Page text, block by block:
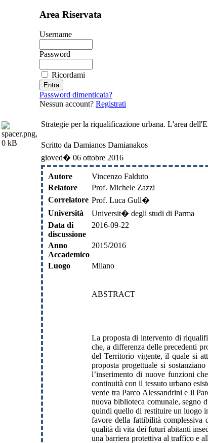
Area Riservata
Username
Password
Ricordami
Password dimenticata?
Nessun account? Registrati
Strategie per la riqualificazione urbana. L'area
Scritto da Damianos Damianakos
gioved� 06 ottobre 2016
Autore
Vincenzo Falduto
Relatore
Prof. Michele Zazzi
Correlatore Prof. Luca Gull�
Università
Universit� degli studi di Parma
Data di
discussione
2016-09-22
Anno
Accademico
2015/2016
Luogo Milano
ABSTRACT
La proposta di intervento di
che, a differenza delle precedenti
del Territorio vigente, il quale si
proposta progettuale si
l’inserimento di nuove funzioni
continuità con il tessuto urbano
verde tra Parco Alessandrini e il
nuova biblioteca comunale, segno
quindi quello di restituire un luogo
favore della fattibilità complessiva
qualità di vita dei futuri abitanti
una barriera protettiva al traffico e